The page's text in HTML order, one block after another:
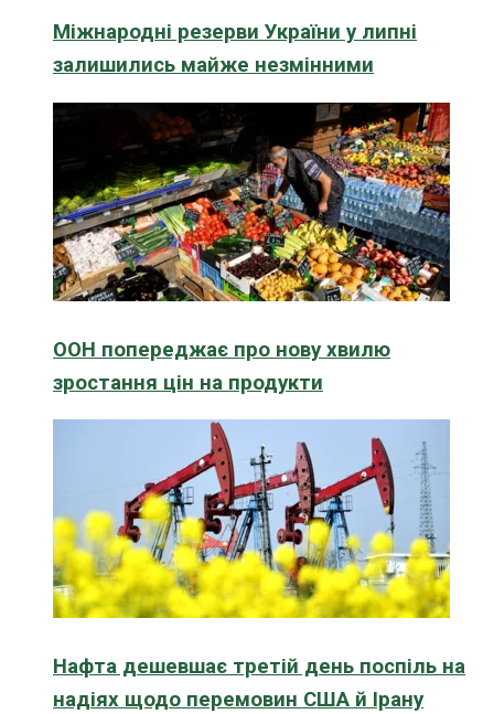
Міжнародні резерви України у липні
залишились майже незмінними
ООН попереджає про нову хвилю
зростання цін на продукти
Нафта дешевшає третій день поспіль на
надіях щодо перемовин США й Ірану